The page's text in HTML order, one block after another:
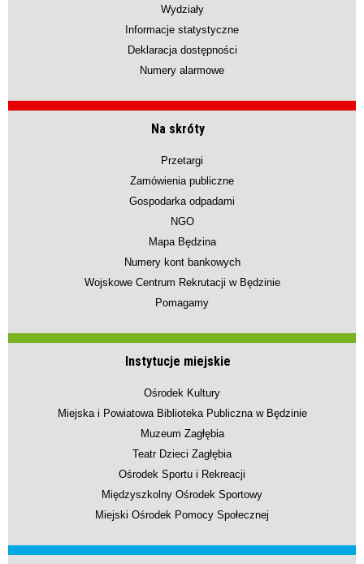
Wydziały
Informacje statystyczne
Deklaracja dostępności
Numery alarmowe
Na skróty
Przetargi
Zamówienia publiczne
Gospodarka odpadami
NGO
Mapa Będzina
Numery kont bankowych
Wojskowe Centrum Rekrutacji w Będzinie
Pomagamy
Instytucje miejskie
Ośrodek Kultury
Miejska i Powiatowa Biblioteka Publiczna w Będzinie
Muzeum Zagłębia
Teatr Dzieci Zagłębia
Ośrodek Sportu i Rekreacji
Międzyszkolny Ośrodek Sportowy
Miejski Ośrodek Pomocy Społecznej